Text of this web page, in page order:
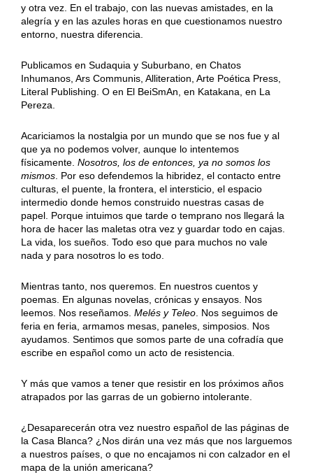
y otra vez. En el trabajo, con las nuevas amistades, en la
alegría y en las azules horas en que cuestionamos nuestro
entorno, nuestra diferencia.
Publicamos en Sudaquia y Suburbano, en Chatos
Inhumanos, Ars Communis, Alliteration, Arte Poética Press,
Literal Publishing. O en El BeiSmAn, en Katakana, en La
Pereza.
Acariciamos la nostalgia por un mundo que se nos fue y al
que ya no podemos volver, aunque lo intentemos
físicamente. Nosotros, los de entonces, ya no somos los
mismos. Por eso defendemos la hibridez, el contacto entre
culturas, el puente, la frontera, el intersticio, el espacio
intermedio donde hemos construido nuestras casas de
papel. Porque intuimos que tarde o temprano nos llegará la
hora de hacer las maletas otra vez y guardar todo en cajas.
La vida, los sueños. Todo eso que para muchos no vale
nada y para nosotros lo es todo.
Mientras tanto, nos queremos. En nuestros cuentos y
poemas. En algunas novelas, crónicas y ensayos. Nos
leemos. Nos reseñamos. Melés y Teleo. Nos seguimos de
feria en feria, armamos mesas, paneles, simposios. Nos
ayudamos. Sentimos que somos parte de una cofradía que
escribe en español como un acto de resistencia.
Y más que vamos a tener que resistir en los próximos años
atrapados por las garras de un gobierno intolerante.
¿Desaparecerán otra vez nuestro español de las páginas de
la Casa Blanca? ¿Nos dirán una vez más que nos larguemos
a nuestros países, o que no encajamos ni con calzador en el
mapa de la unión americana?